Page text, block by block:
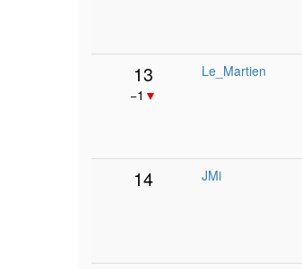
13
−1 ▼
Le_Martien
14 JMi